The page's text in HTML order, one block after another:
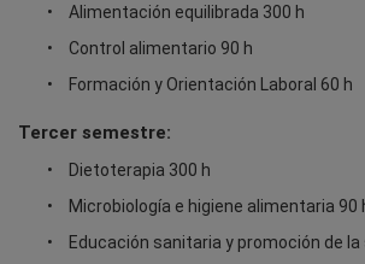
Alimentación equilibrada 300 h
Control alimentario 90 h
Formación y Orientación Laboral 60 h
Tercer semestre:
Dietoterapia 300 h
Microbiología e higiene alimentaria 90
Educación sanitaria y promoción de la